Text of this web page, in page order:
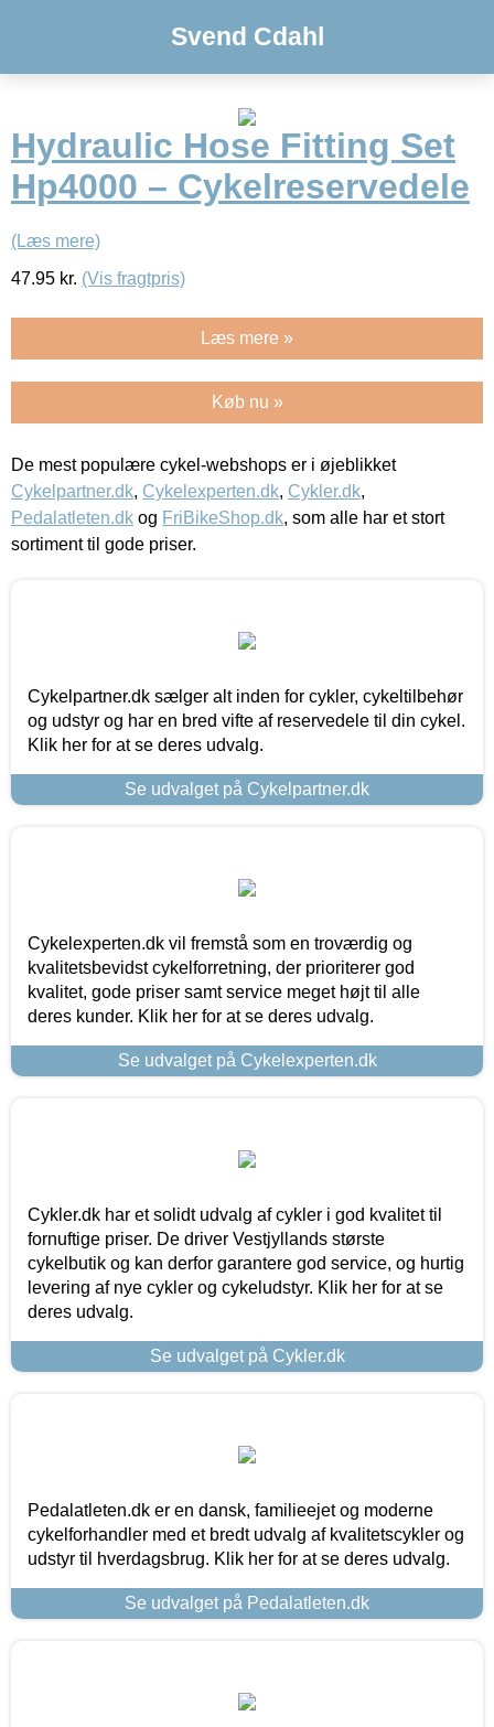
Svend Cdahl
Hydraulic Hose Fitting Set
Hp4000 – Cykelreservedele
(Læs mere)
47.95 kr. (Vis fragtpris)
Læs mere »
Køb nu »
De mest populære cykel-webshops er i øjeblikket
Cykelpartner.dk, Cykelexperten.dk, Cykler.dk,
Pedalatleten.dk og FriBikeShop.dk, som alle har et stort
sortiment til gode priser.
Cykelpartner.dk sælger alt inden for cykler, cykeltilbehør
og udstyr og har en bred vifte af reservedele til din cykel.
Klik her for at se deres udvalg.
Se udvalget på Cykelpartner.dk
Cykelexperten.dk vil fremstå som en troværdig og
kvalitetsbevidst cykelforretning, der prioriterer god
kvalitet, gode priser samt service meget højt til alle
deres kunder. Klik her for at se deres udvalg.
Se udvalget på Cykelexperten.dk
Cykler.dk har et solidt udvalg af cykler i god kvalitet til
fornuftige priser. De driver Vestjyllands største
cykelbutik og kan derfor garantere god service, og hurtig
levering af nye cykler og cykeludstyr. Klik her for at se
deres udvalg.
Se udvalget på Cykler.dk
Pedalatleten.dk er en dansk, familieejet og moderne
cykelforhandler med et bredt udvalg af kvalitetscykler og
udstyr til hverdagsbrug. Klik her for at se deres udvalg.
Se udvalget på Pedalatleten.dk